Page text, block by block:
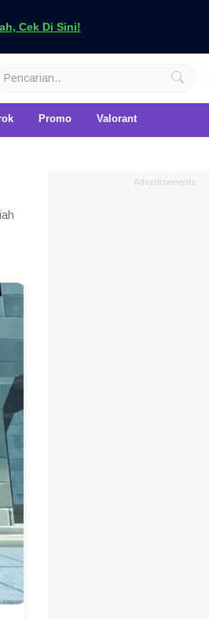
Cek Di Sini!
Promo Valorant
Advertisements